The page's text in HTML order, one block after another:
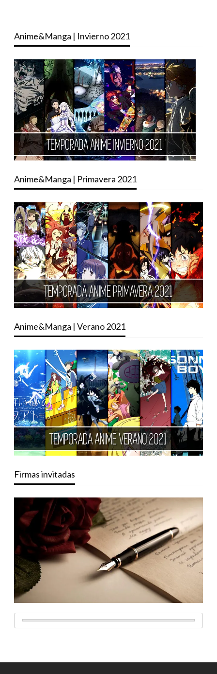
Anime&Manga | Invierno 2021
Anime&Manga | Primavera 2021
Anime&Manga | Verano 2021
Firmas invitadas